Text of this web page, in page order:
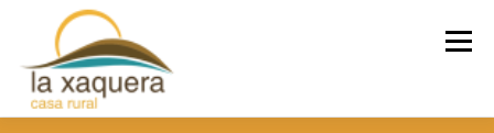
contenido
Menú